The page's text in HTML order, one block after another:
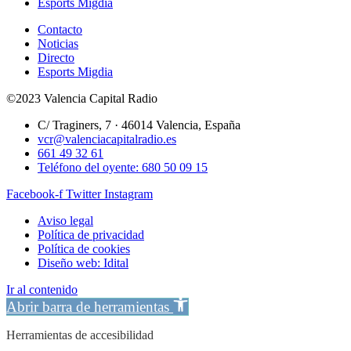
Esports Migdia
Contacto
Noticias
Directo
Esports Migdia
©2023 Valencia Capital Radio
C/ Traginers, 7 · 46014 Valencia, España
vcr@valenciacapitalradio.es
661 49 32 61
Teléfono del oyente: 680 50 09 15
Facebook-f Twitter Instagram
Aviso legal
Política de privacidad
Política de cookies
Diseño web: Idital
Ir al contenido
Abrir barra de herramientas
Herramientas de accesibilidad